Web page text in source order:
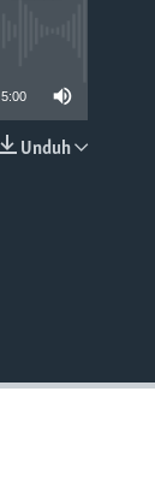
5:00
Unduh